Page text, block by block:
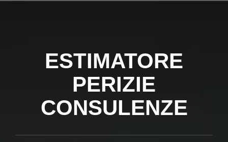
ESTIMATORE
PERIZIE
CONSULENZE